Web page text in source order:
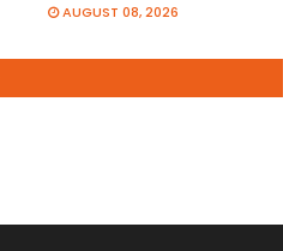
AUGUST 08, 2026